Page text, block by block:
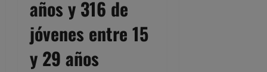
años y 316 de
jóvenes entre 15
y 29 años